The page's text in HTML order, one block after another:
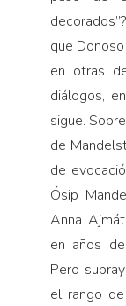
que
en otras
diálogos,
sigue. Sobre
de
de
Ósip
Anna
en años
Pero
el rango